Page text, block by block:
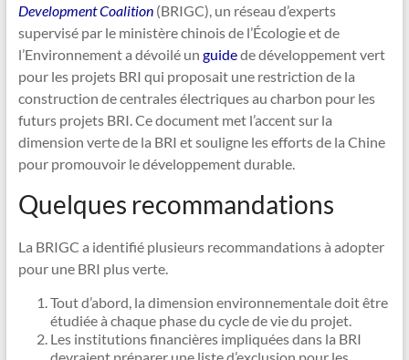
Development Coalition(BRIGC), un réseau d’experts
supervisé par le ministère chinois de l’Écologie et de
l’Environnement a dévoilé un guidede développement vert
pour les projets BRI qui proposait une restriction de la
construction de centrales électriques au charbon pour les
futurs projets BRI. Ce document met l’accent sur la
dimension verte de la BRI et souligne les efforts de la Chine
pour promouvoir le développement durable.
Quelques recommandations
La BRIGC a identifié plusieurs recommandations à adopter
pour une BRI plus verte.
Tout d’abord, la dimension environnementale doit être
étudiée à chaque phase du cycle de vie du projet.
Les institutions financières impliquées dans la BRI
devraient préparer une liste d’exclusion pour les